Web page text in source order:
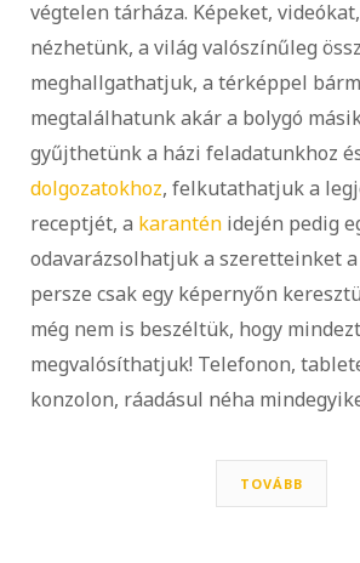
végtelen tárháza. Képeket,
nézhetünk, a világ valószínűleg
meghallgathatjuk, a térképpel
megtalálhatunk akár a bolygó
gyűjthetünk a házi feladatunkhoz
dolgozatokhoz, felkutathatjuk a
receptjét, a karantén idején pedig
odavarázsolhatjuk a szeretteinket
persze csak egy képernyőn
még nem is beszéltük, hogy
megvalósíthatjuk! Telefonon,
konzolon, ráadásul néha
TOVÁBB